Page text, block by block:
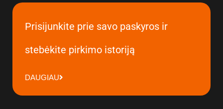
Prisijunkite prie savo paskyros ir
stebėkite pirkimo istoriją
DAUGIAU